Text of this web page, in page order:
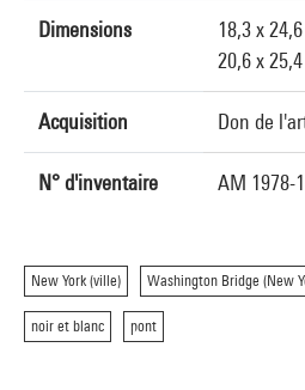
Dimensions
18,3 x
20,6 x
Acquisition Don de
N° d'inventaire AM 1978-
New York (ville) Washington Bridge (New
noir et blanc pont